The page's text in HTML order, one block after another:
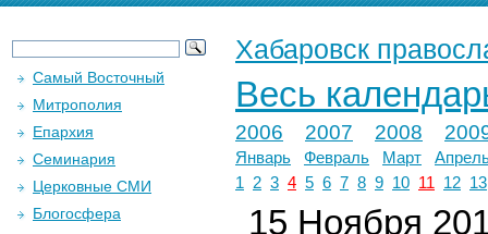
Хабаровск
Весь
2006 2007 2008
Январь Февраль Март
1
2 3 4 5 6 7 8 9 10 11 12 13
15 Ноября
Самый Восточный
Митрополия
Епархия
Семинария
Церковные СМИ
Блогосфера